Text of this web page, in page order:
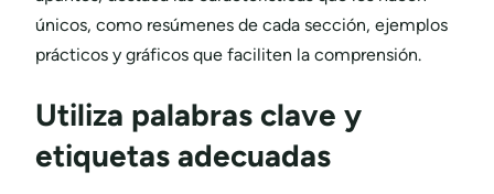
únicos, como resúmenes de cada sección, ejemplos
prácticos y gráficos que faciliten la comprensión.
Utiliza palabras clave y
etiquetas adecuadas